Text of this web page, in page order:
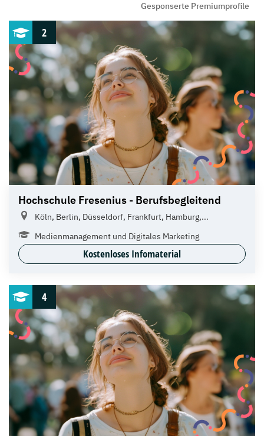
Gesponserte Premiumprofile
2
Hochschule Fresenius - Berufsbegleitend
Köln, Berlin, Düsseldorf, Frankfurt, Hamburg,...
Medienmanagement und Digitales Marketing
Kostenloses Infomaterial
4